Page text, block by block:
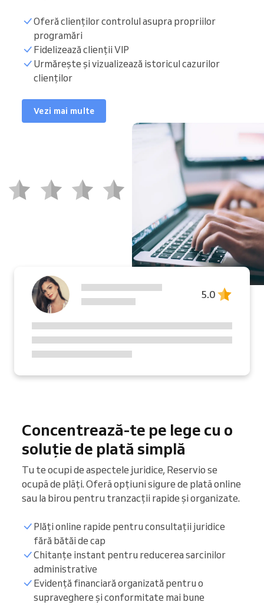
5.0
Oferă clienților controlul asupra propriilor
programări
Fidelizează clienții VIP
Urmărește și vizualizează istoricul cazurilor
clienților
Vezi mai multe
Concentrează-te pe lege cu o
soluție de plată simplă
Tu te ocupi de aspectele juridice, Reservio se
ocupă de plăți. Oferă opțiuni sigure de plată online
sau la birou pentru tranzacții rapide și organizate.
Plăți online rapide pentru consultații juridice
fără bătăi de cap
Chitanțe instant pentru reducerea sarcinilor
administrative
Evidență financiară organizată pentru o
supraveghere și conformitate mai bune